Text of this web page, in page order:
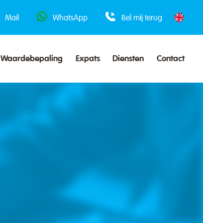
Mail WhatsApp Bel mij terug
Waardebepaling Expats Diensten Contact